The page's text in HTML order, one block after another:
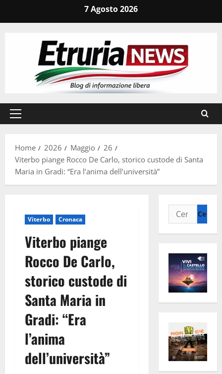
7 Agosto 2026
Menu
Home
2026 Maggio
26
Viterbo piange Rocco De Carlo, storico custode di Santa
Maria in Gradi: “Era l’anima dell’università”
Viterbo Cronaca
Viterbo piange
Rocco De Carlo,
storico custode di
Santa Maria in
Gradi: “Era
l’anima
dell’università”
Ricerca
per: